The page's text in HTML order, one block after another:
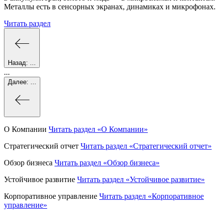
Металлы есть в сенсорных экранах, динамиках и микрофонах.
Читать раздел
Назад:
...
Далее:
О Компании Читать раздел «О Компании»
Стратегический отчет Читать раздел «Стратегический отчет»
Обзор бизнеса Читать раздел «Обзор бизнеса»
Устойчивое развитие Читать раздел «Устойчивое развитие»
Корпоративное управление Читать раздел «Корпоративное
управление»